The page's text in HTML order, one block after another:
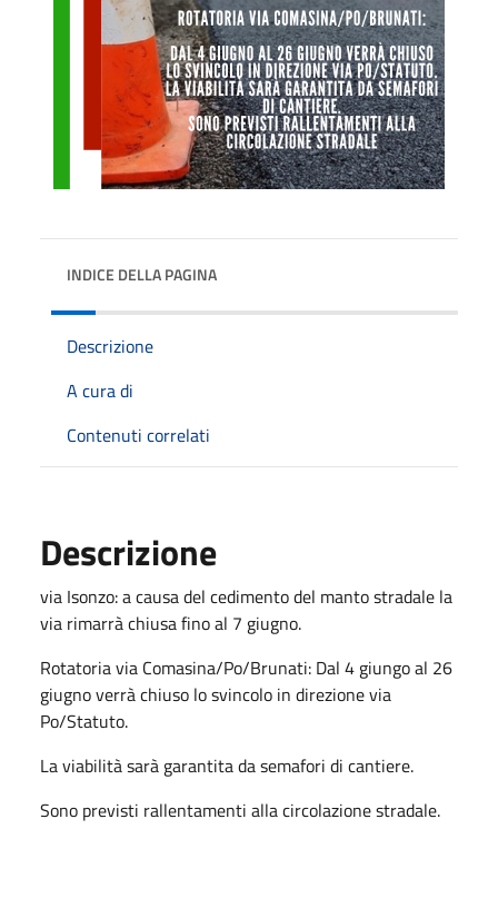
INDICE DELLA PAGINA
Descrizione
A cura di
Contenuti correlati
Descrizione
via Isonzo: a causa del cedimento del manto stradale la
via rimarrà chiusa fino al 7 giugno.
Rotatoria via Comasina/Po/Brunati: Dal 4 giungo al 26
giugno verrà chiuso lo svincolo in direzione via
Po/Statuto.
La viabilità sarà garantita da semafori di cantiere.
Sono previsti rallentamenti alla circolazione stradale.